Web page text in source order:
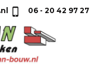
06 - 20 42 97 27